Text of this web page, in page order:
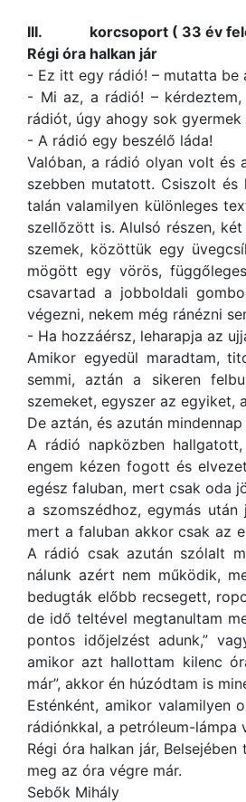
III. korcsoport ( 33 év
Régi óra halkan jár
- Ez itt egy rádió! – mutatta be
- Mi az, a rádió! –
rádiót, úgy ahogy sok
- A rádió egy beszélő láda!
Valóban, a rádió olyan volt és
szebben mutatott. Csiszolt
talán valamilyen különleges
szellőzött is. Alulsó részen,
szemek, közöttük egy
mögött egy vörös,
csavartad a jobboldali
végezni, nekem még ránézni
- Ha hozzáérsz, leharapja az
Amikor egyedül maradtam,
semmi, aztán a sikeren
szemeket, egyszer az egyiket,
De aztán, és azután
A rádió napközben
engem kézen fogott és
egész faluban, mert csak oda
a szomszédhoz, egymás
mert a faluban akkor csak az
A rádió csak azután szólalt
nálunk azért nem működik,
bedugták előbb recsegett,
de idő teltével megtanultam
pontos időjelzést adunk,”
amikor azt hallottam kilenc
már”, akkor én húzódtam is
Esténként, amikor valamilyen
rádiónkkal, a petróleum-lámpa
Régi óra halkan jár,
meg az óra végre már.
Sebők Mihály